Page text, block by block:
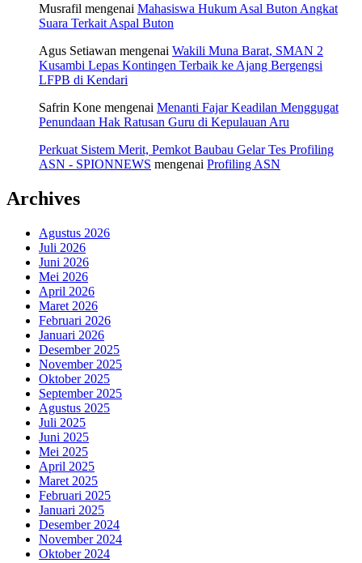
Musrafil mengenai Mahasiswa Hukum Asal Buton Angkat
Suara Terkait Aspal Buton
Agus Setiawan mengenai Wakili Muna Barat, SMAN 2
Kusambi Lepas Kontingen Terbaik ke Ajang Bergengsi
LFPB di Kendari
Safrin Kone mengenai Menanti Fajar Keadilan Menggugat
Penundaan Hak Ratusan Guru di Kepulauan Aru
Perkuat Sistem Merit, Pemkot Baubau Gelar Tes Profiling
ASN - SPIONNEWS mengenai Profiling ASN
Archives
Agustus 2026
Juli 2026
Juni 2026
Mei 2026
April 2026
Maret 2026
Februari 2026
Januari 2026
Desember 2025
November 2025
Oktober 2025
September 2025
Agustus 2025
Juli 2025
Juni 2025
Mei 2025
April 2025
Maret 2025
Februari 2025
Januari 2025
Desember 2024
November 2024
Oktober 2024